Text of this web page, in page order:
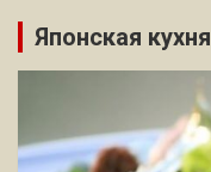
Японская кухня